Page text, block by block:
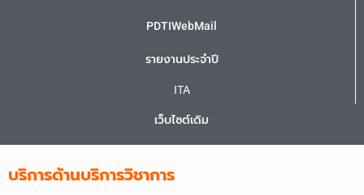
PDTIWebMail
รายงานประจำปี
ITA
เว็บไซต์เดิม
บริการด้านบริการวิชาการ